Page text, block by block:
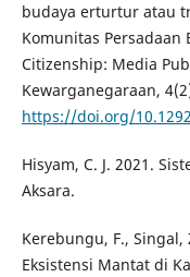
budaya erturtur atau
Komunitas Persadaan
Citizenship: Media
Kewarganegaraan,
https://doi.org/
Hisyam, C. J. 2021.
Aksara.
Kerebungu, F., Singal,
Eksistensi Mantat di